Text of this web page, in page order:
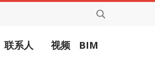
联系人 视频 BIM